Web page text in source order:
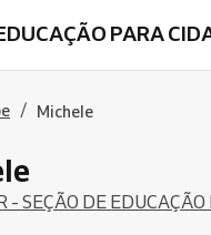
PARA
/ Michele
- SEÇÃO DE